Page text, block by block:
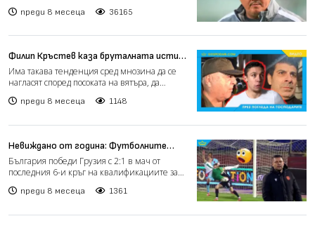
преди 8 месеца 36165
Филип Кръстев каза бруталната истина
за българския футбол (видео)
Има такава тенденция сред мнозина да се
нагласят според посоката на вятъра, да
преди 8 месеца 1148
Невиждано от година: Футболните
национали победиха
България победи Грузия с 2:1 в мач от
последния 6-и кръг на квалификациите за
преди 8 месеца 1361